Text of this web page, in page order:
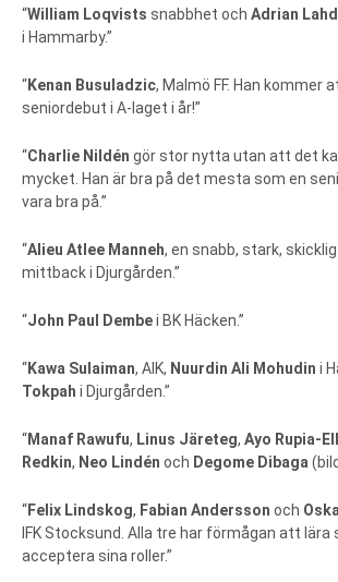
“William Loqvists snabbhet och Adrian
i Hammarby.”
“Kenan Busuladzic, Malmö FF. Han kommer
seniordebut i A-laget i år!”
“Charlie Nildén gör stor nytta utan att det
mycket. Han är bra på det mesta som en
vara bra på.”
“Alieu Atlee Manneh, en snabb, stark,
mittback i Djurgården.”
“John Paul Dembei BK Häcken.”
“Kawa Sulaiman, AIK, Nuurdin Ali Mohudin i
Tokpah i Djurgården.”
“Manaf Rawufu, Linus Järeteg, Ayo Rupia-
Redkin, Neo Lindén och Degome Dibaga
“Felix Lindskog, Fabian Andersson och
IFK Stocksund. Alla tre har förmågan att lära
acceptera sina roller.”